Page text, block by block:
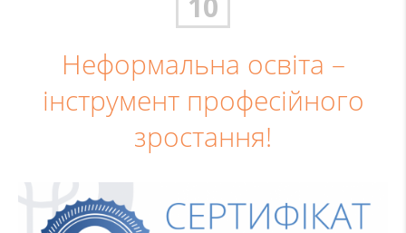
Неформальна освіта –
інструмент професійного
зростання!